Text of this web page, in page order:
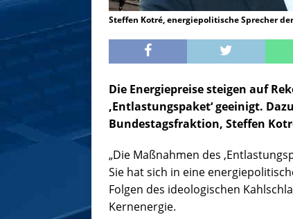
Steffen Kotré, energiepolitische Sprecher
Die Energiepreise steigen auf
‚Entlastungspaket‘ geeinigt.
Bundestagsfraktion, Steffen
„Die Maßnahmen des
Sie hat sich in eine
Folgen des ideologischen
Kernenergie.